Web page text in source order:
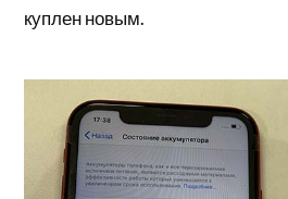
куплен новым.